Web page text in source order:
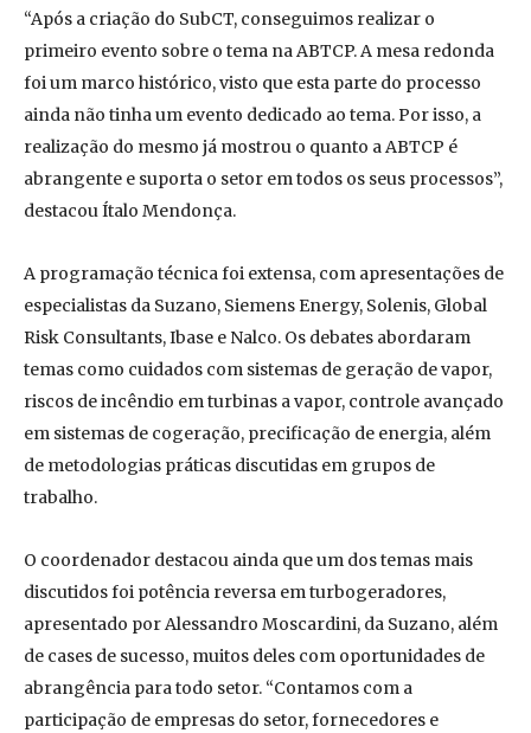
“Após a criação do SubCT, conseguimos realizar o
primeiro evento sobre o tema na ABTCP. A mesa redonda
foi um marco histórico, visto que esta parte do processo
ainda não tinha um evento dedicado ao tema. Por isso, a
realização do mesmo já mostrou o quanto a ABTCP é
abrangente e suporta o setor em todos os seus processos”,
destacou Ítalo Mendonça.
A programação técnica foi extensa, com apresentações de
especialistas da Suzano, Siemens Energy, Solenis, Global
Risk Consultants, Ibase e Nalco. Os debates abordaram
temas como cuidados com sistemas de geração de vapor,
riscos de incêndio em turbinas a vapor, controle avançado
em sistemas de cogeração, precificação de energia, além
de metodologias práticas discutidas em grupos de
trabalho.
O coordenador destacou ainda que um dos temas mais
discutidos foi potência reversa em turbogeradores,
apresentado por Alessandro Moscardini, da Suzano, além
de cases de sucesso, muitos deles com oportunidades de
abrangência para todo setor. “Contamos com a
participação de empresas do setor, fornecedores e